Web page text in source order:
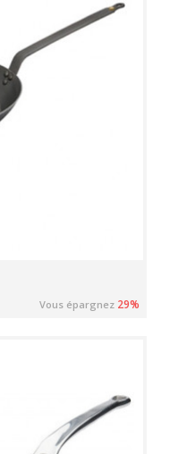
Vous épargnez 29%